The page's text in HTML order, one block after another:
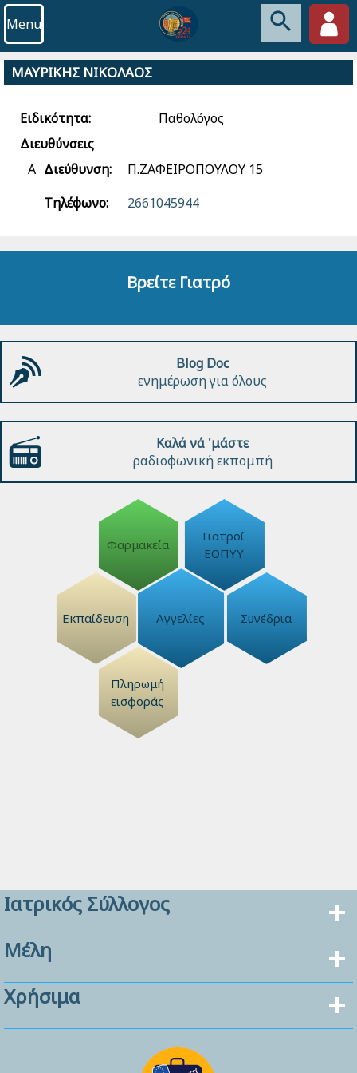
Menu
ΜΑΥΡΙΚΗΣ ΝΙΚΟΛΑΟΣ
Ειδικότητα:
Παθολόγος
Διευθύνσεις
Α Διεύθυνση:
Π.ΖΑΦΕΙΡΟΠΟΥΛΟΥ 15
Τηλέφωνο:
2661045944
Βρείτε Γιατρό
Blog Doc
ενημέρωση για όλους
Καλά νά 'μάστε
ραδιοφωνική εκπομπή
Φαρμακεία
Γιατροί
ΕΟΠΥΥ
Εκπαίδευση Αγγελίες Συνέδρια
Πληρωμή
εισφοράς
Ιατρικός Σύλλογος
Μέλη
Χρήσιμα